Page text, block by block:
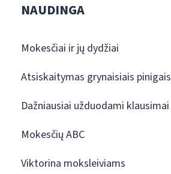
NAUDINGA
Mokesčiai ir jų dydžiai
Atsiskaitymas grynaisiais pinigais
Dažniausiai užduodami klausimai
Mokesčių ABC
Viktorina moksleiviams